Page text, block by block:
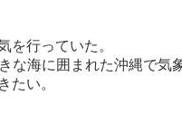
を行っていた。
海に囲まれた沖縄で気
たい。